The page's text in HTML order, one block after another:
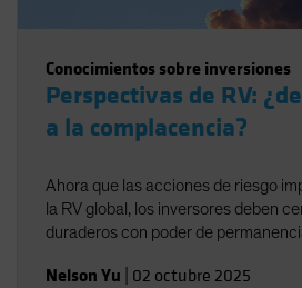
Conocimientos sobre inversiones
Perspectivas de RV:
a la complacencia?
Ahora que las acciones de riesgo
la RV global, los inversores deben
duraderos con poder de
Nelson Yu 02 octubre 2025